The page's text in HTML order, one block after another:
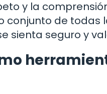
y la
conjunto de
sienta seguro y